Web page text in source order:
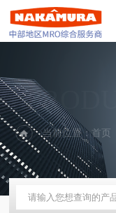
当前位置：首页